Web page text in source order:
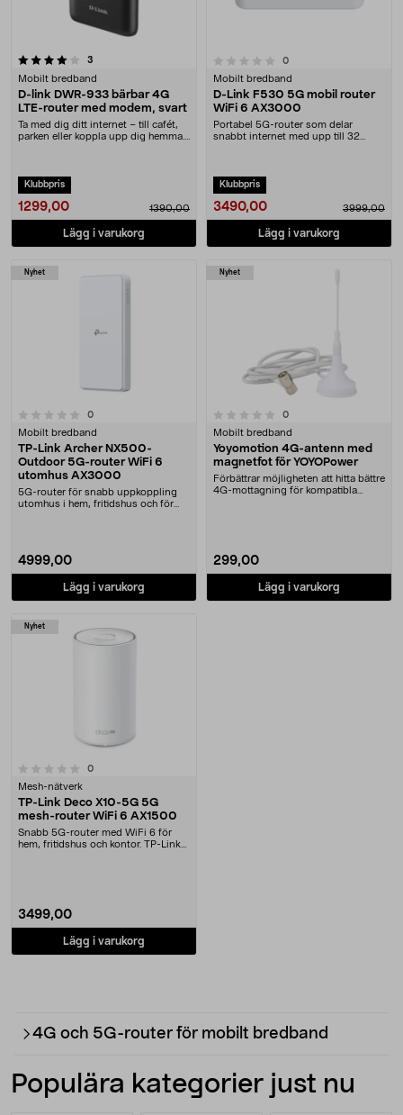
3
Mobilt bredband
D-link DWR-933 bärbar 4G
LTE-router med modem, svart
Ta med dig ditt internet – till cafét,
parken eller koppla upp dig hemma.
Klubbpris
1299,00 1390,00
Lägg i varukorg
0.0 av 5 stjärnor 0recensioner
Mobilt bredband
D-Link F530 5G mobil router
WiFi 6 AX3000
Portabel 5G-router som delar
snabbt internet med upp till 32
Klubbpris
3490,00 3999,00
Lägg i varukorg
Nyhet
0recensioner
Mobilt bredband
TP-Link Archer NX500-
Outdoor 5G-router WiFi 6
utomhus AX3000
5G-router för snabb uppkoppling
utomhus i hem, fritidshus och för
4999,00
Lägg i varukorg
Nyhet
0.0 av 5 stjärnor 0recensioner
Mobilt bredband
Yoyomotion 4G-antenn med
magnetfot för YOYOPower
Förbättrar möjligheten att hitta bättre
4G-mottagning för kompatibla
299,00
Lägg i varukorg
Nyhet
0recensioner
Mesh-nätverk
TP-Link Deco X10-5G 5G
mesh-router WiFi 6 AX1500
Snabb 5G-router med WiFi 6 för
hem, fritidshus och kontor. TP-Link
3499,00
Lägg i varukorg
4G och 5G-router för mobilt bredband
Populära kategorier just nu